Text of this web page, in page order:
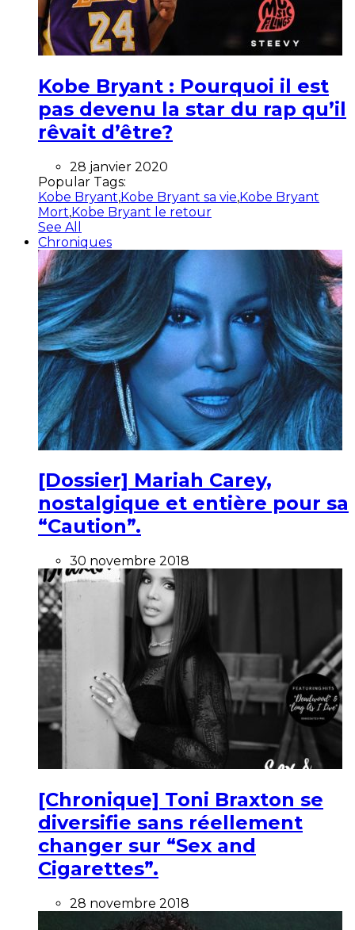
Kobe Bryant : Pourquoi il est
pas devenu la star du rap qu’il
rêvait d’être?
28 janvier 2020
Popular Tags:
Kobe Bryant,Kobe Bryant sa vie,Kobe Bryant
Mort,Kobe Bryant le retour
See All
Chroniques
[Dossier] Mariah Carey,
nostalgique et entière pour sa
“Caution”.
30 novembre 2018
[Chronique] Toni Braxton se
diversifie sans réellement
changer sur “Sex and
Cigarettes”.
28 novembre 2018